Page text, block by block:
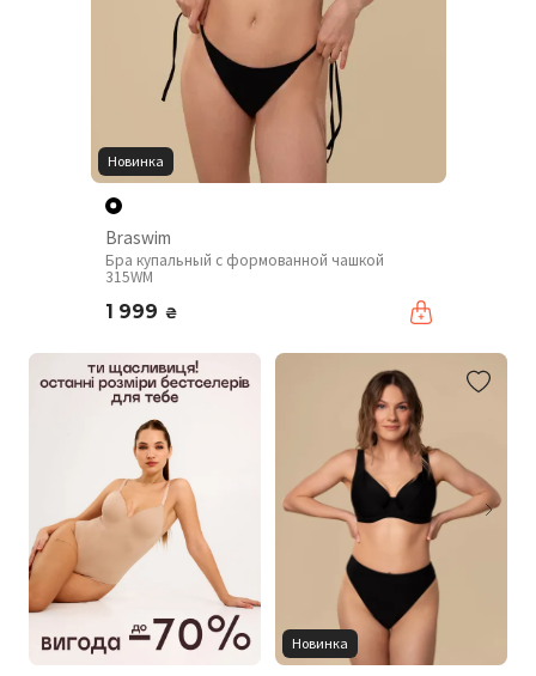
Новинка
Braswim
Бра купальный с формованной чашкой
315WM
1 999 ₴
Новинка